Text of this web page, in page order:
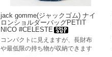
jack gomme(ジャックゴム) ナイ
ロンショルダーバッグPETIT
NICO #CELESTE
コンパクトに見えますが、長財布
や最低限の持ち物が収納できます